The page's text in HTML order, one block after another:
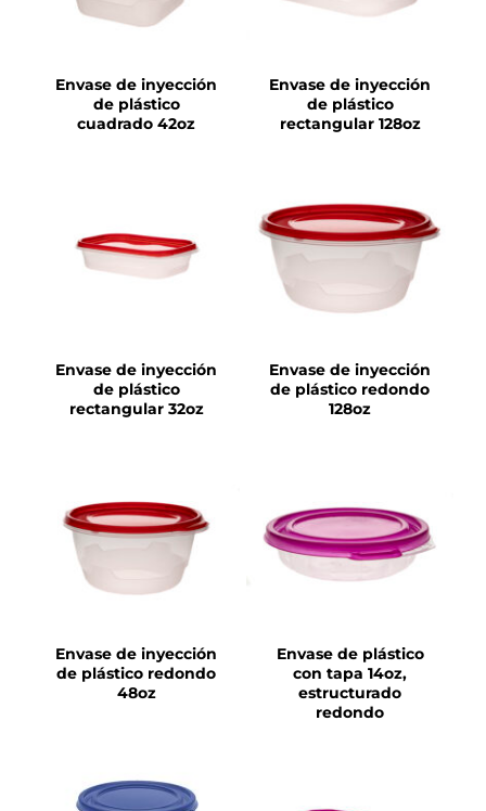
Envase de inyección
de plástico
cuadrado 42oz
Envase de inyección
de plástico
rectangular 128oz
DETALLES
Envase de inyección
de plástico
rectangular 32oz
Envase de inyección
de plástico redondo
128oz
DETALLES
Envase de inyección
de plástico redondo
48oz
DETALLES
Envase de plástico
con tapa 14oz,
estructurado
redondo